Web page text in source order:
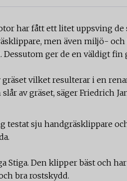
har fått ett litet uppsving de
men även miljö-
ger de en väldigt fin
vilket resulterar i en
av gräset, säger Friedrich
testat sju handgräsklippare
Stiga. Den klipper bäst och
bra rostskydd.